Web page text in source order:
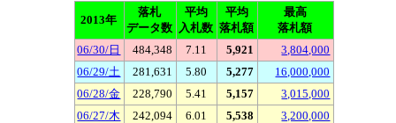
2013年
落札
データ数
平均
入札数
平均
落札額
最高
落札額
06/30/日
484,348 7.11 5,921
3,804,000
06/29/土
281,631 5.80 5,277
16,000,000
06/28/金
228,790 5.41 5,157
3,015,000
06/27/木
242,094 6.01 5,538
3,200,000